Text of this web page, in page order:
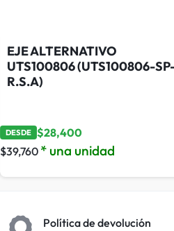
EJE ALTERNATIVO
UTS100806 (UTS100806-
R.S.A)
DESDE $28,400
$39,760 * una unidad
Política de devolución